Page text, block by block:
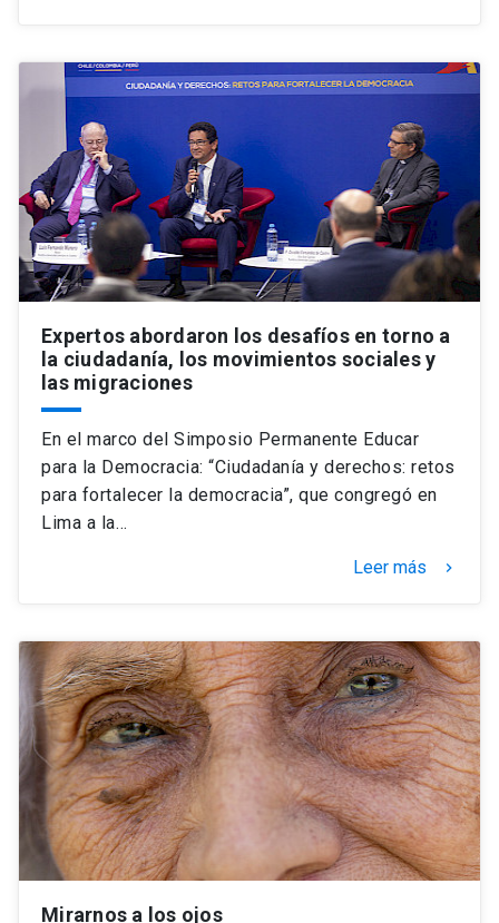
Expertos abordaron los desafíos en torno a
la ciudadanía, los movimientos sociales y
las migraciones
En el marco del Simposio Permanente Educar
para la Democracia: “Ciudadanía y derechos: retos
para fortalecer la democracia”, que congregó en
Lima a la…
Leer más keyboard_arrow_right
Mirarnos a los ojos